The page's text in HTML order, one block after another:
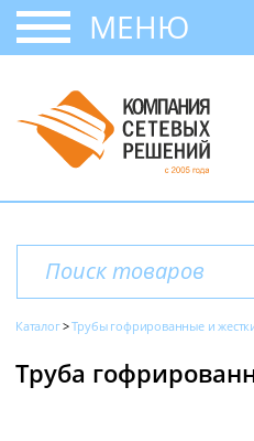
МЕНЮ
Каталог Трубы гофрированные и
Труба